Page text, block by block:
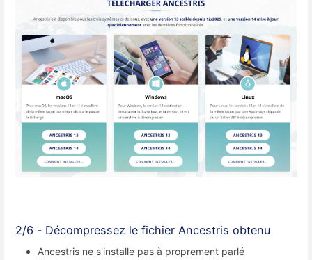
2/6 - Décompressez le fichier Ancestris obtenu
Ancestris ne s'installe pas à proprement parlé